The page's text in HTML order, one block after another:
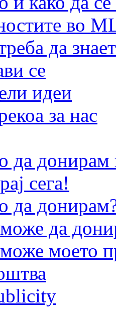
во
да
се
идеи
за нас
да
сега!
да
да
моето